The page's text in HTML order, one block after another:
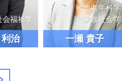
老年科学
族社会学
子
コーチング学
トレーニング科学
熊野 陽人